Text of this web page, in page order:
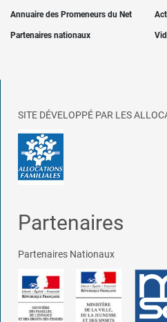
Annuaire des Promeneurs du Net
Partenaires nationaux
SITE DÉVELOPPÉ PAR LES
Partenaires
Partenaires Nationaux